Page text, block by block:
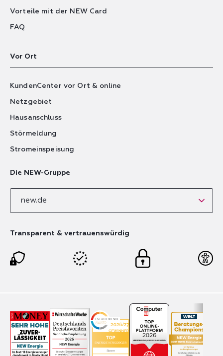
Vorteile mit der NEW Card
FAQ
Vor Ort
KundenCenter vor Ort & online
Netzgebiet
Hausanschluss
Störmeldung
Stromeinspeisung
Die NEW-Gruppe
new.de
Transparent & vertrauenswürdig